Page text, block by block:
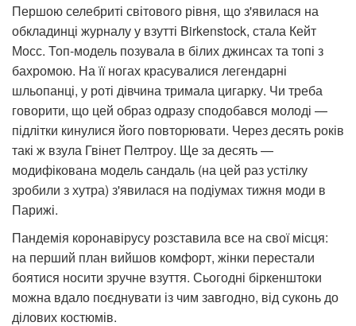
Першою селебриті світового рівня, що з'явилася на
обкладинці журналу у взутті Birkenstock, стала Кейт
Мосс. Топ-модель позувала в білих джинсах та топі з
бахромою. На її ногах красувалися легендарні
шльопанці, у роті дівчина тримала цигарку. Чи треба
говорити, що цей образ одразу сподобався молоді —
підлітки кинулися його повторювати. Через десять років
такі ж взула Гвінет Пелтроу. Ще за десять —
модифікована модель сандаль (на цей раз устілку
зробили з хутра) з'явилася на подіумах тижня моди в
Парижі.
Пандемія коронавірусу розставила все на свої місця:
на перший план вийшов комфорт, жінки перестали
боятися носити зручне взуття. Сьогодні біркенштоки
можна вдало поєднувати із чим завгодно, від суконь до
ділових костюмів.